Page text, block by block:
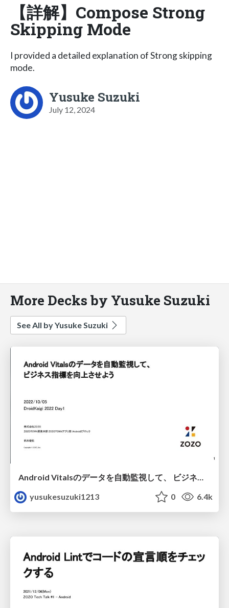
【詳解】Compose Strong
Skipping Mode
I provided a detailed explanation of Strong skipping
mode.
Yusuke Suzuki
July 12, 2024
More Decks by Yusuke Suzuki
See All by Yusuke Suzuki
Android Vitalsのデータを自動監視して、 ビジネス指標を向上させよう/ Automatically monitor Android Vitals data to improve business metrics.
yusukesuzuki1213
0 6.4k